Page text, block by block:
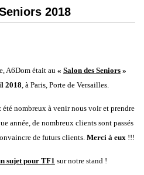
2018
A6Dom était au « Salon des Seniors »
2018, à Paris, Porte de Versailles.
été nombreux à venir nous voir et prendre
année, de nombreux clients sont passés
de futurs clients. Merci à eux !!!
sujet pour TF1 sur notre stand !